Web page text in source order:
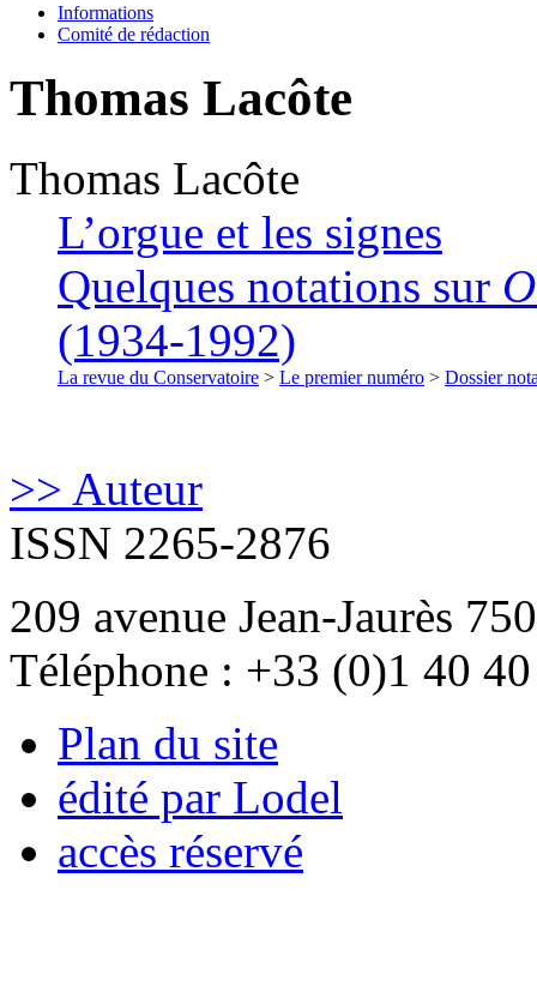
Informations
Comité de rédaction
Thomas Lacôte
Thomas Lacôte
L’orgue et les signes
Quelques notations sur
(1934-1992)
La revue du Conservatoire > Le premier numéro > Dossier
>> Auteur
ISSN 2265-2876
209 avenue Jean-Jaurès
Téléphone : +33 (0)1 40
Plan du site
édité par Lodel
accès réservé